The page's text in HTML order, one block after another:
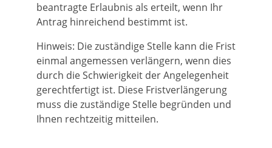
beantragte Erlaubnis als erteilt, wenn Ihr
Antrag hinreichend bestimmt ist.
Hinweis: Die zuständige Stelle kann die Frist
einmal angemessen verlängern, wenn dies
durch die Schwierigkeit der Angelegenheit
gerechtfertigt ist. Diese Fristverlängerung
muss die zuständige Stelle begründen und
Ihnen rechtzeitig mitteilen.